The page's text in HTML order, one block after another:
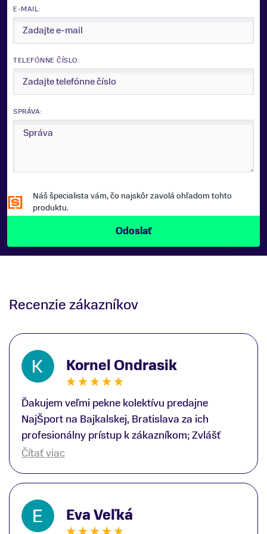
E-MAIL:
TELEFÓNNE ČÍSLO:
SPRÁVA:
Náš špecialista vám, čo najskôr zavolá ohľadom tohto
produktu.
Recenzie zákazníkov
Kornel Ondrasik
Ďakujem veľmi pekne kolektívu predajne
NajŠport na Bajkalskej, Bratislava za ich
profesionálny prístup k zákazníkom; Zvlášť
ďakujem špecialistovi Martinovi Gunišovi za
lyžiarskej obuvi, ako aj prilby.. všetko značka
Atomic; Pán Martin Guniš mi svojou
odbornosťou otvoril nové obzory a dozvedel
Čítať viac
Eva Veľká